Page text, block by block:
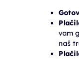
vam
naš